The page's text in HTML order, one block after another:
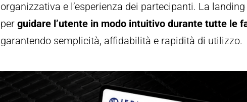
organizzativa e l’esperienza dei partecipanti. La
per guidare l’utente in modo intuitivo durante tutte le
garantendo semplicità, affidabilità e rapidità di utilizzo.